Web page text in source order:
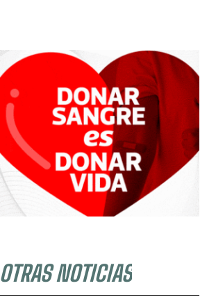
OTRAS NOTICIAS